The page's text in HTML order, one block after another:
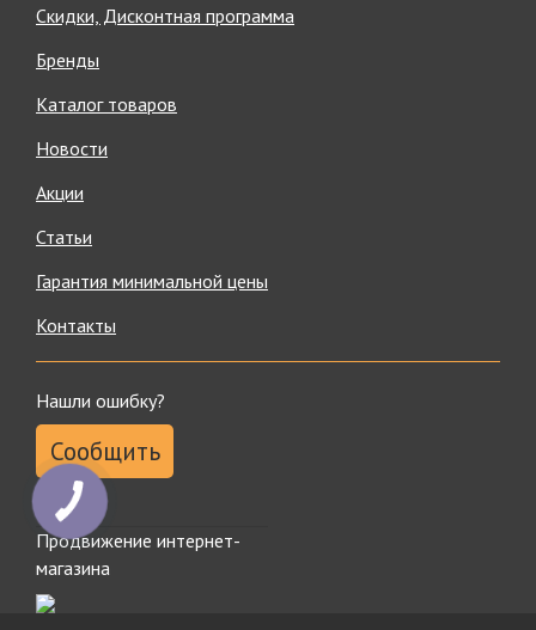
Скидки, Дисконтная программа
Бренды
Каталог товаров
Новости
Акции
Статьи
Гарантия минимальной цены
Контакты
Нашли ошибку?
Сообщить
Продвижение интернет-
магазина